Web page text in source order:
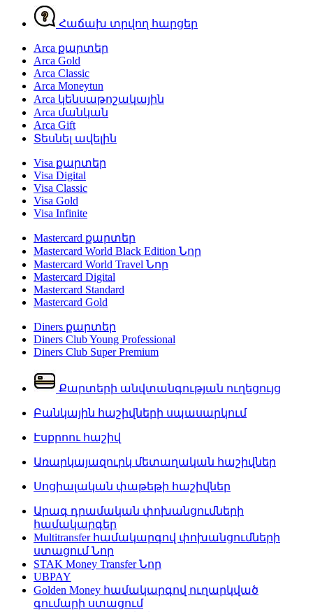
Հաճախ տրվող հարցեր
Arca քարտեր
Arca Gold
Arca Classic
Arca Moneytun
Arca կենսաթոշակային
Arca մանկան
Arca Gift
Տեսնել ավելին
Visa քարտեր
Visa Digital
Visa Classic
Visa Gold
Visa Infinite
Mastercard քարտեր
Mastercard World Black Edition Նոր
Mastercard World Travel Նոր
Mastercard Digital
Mastercard Standard
Mastercard Gold
Diners քարտեր
Diners Club Young Professional
Diners Club Super Premium
Քարտերի անվտանգության ուղեցույց
Բանկային հաշիվների սպասարկում
Էսքրոու հաշիվ
Առարկայազուրկ մետաղական հաշիվներ
Սոցիալական փաթեթի հաշիվներ
Արագ դրամական փոխանցումների
համակարգեր
Multitransfer համակարգով փոխանցումների
ստացումՆոր
STAK Money TransferՆոր
UBPAY
Golden Money համակարգով ուղարկված
գումարի ստացում